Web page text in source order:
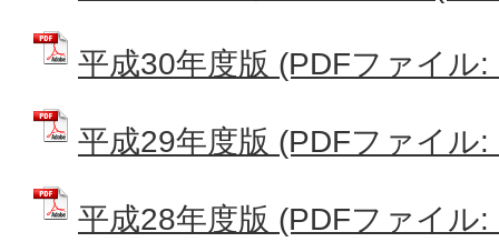
平成30年度版 (PDFファイル:
平成29年度版 (PDFファイル:
平成28年度版 (PDFファイル: